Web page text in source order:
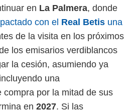
en La Palmera, donde
con el Real Betis una
de la visita en los próximos
los emisarios verdiblancos
la cesión, asumiendo ya
una
compra por la mitad de sus
en 2027. Si las